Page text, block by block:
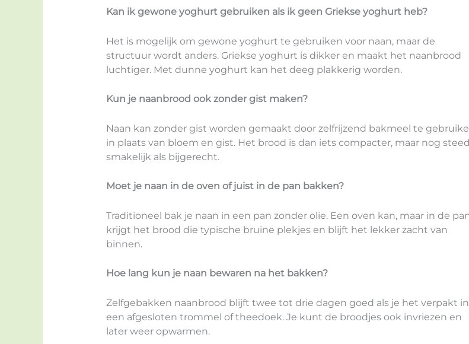
Kan ik gewone yoghurt gebruiken als ik geen Griekse yoghurt heb?
Het is mogelijk om gewone yoghurt te gebruiken voor naan, maar de
structuur wordt anders. Griekse yoghurt is dikker en maakt het naanbrood
luchtiger. Met dunne yoghurt kan het deeg plakkerig worden.
Kun je naanbrood ook zonder gist maken?
Naan kan zonder gist worden gemaakt door zelfrijzend bakmeel te
in plaats van bloem en gist. Het brood is dan iets compacter, maar nog
smakelijk als bijgerecht.
Moet je naan in de oven of juist in de pan bakken?
Traditioneel bak je naan in een pan zonder olie. Een oven kan, maar in de
krijgt het brood die typische bruine plekjes en blijft het lekker zacht van
binnen.
Hoe lang kun je naan bewaren na het bakken?
Zelfgebakken naanbrood blijft twee tot drie dagen goed als je het verpakt in
een afgesloten trommel of theedoek. Je kunt de broodjes ook invriezen en
later weer opwarmen.